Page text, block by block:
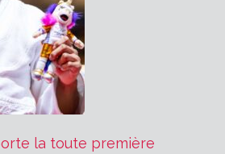
la toute première